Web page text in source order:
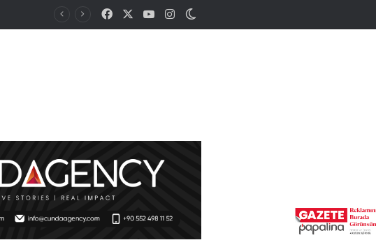
FacebookYouTubeInstagramDış görünümü değiştir